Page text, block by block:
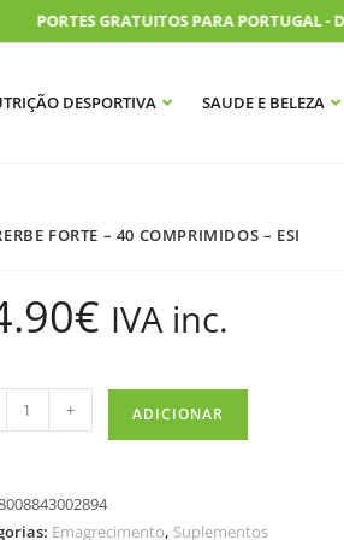
PORTES GRATUITOS PARA PORTUGAL -
DESPORTIVA SAUDE E BELEZA
FORTE – 40 COMPRIMIDOS – ESI
€ IVA inc.
+ ADICIONAR
Emagrecimento, Suplementos